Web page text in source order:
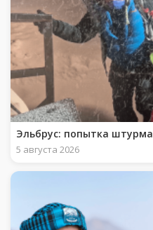
Эльбрус: попытка штурма
5 августа 2026